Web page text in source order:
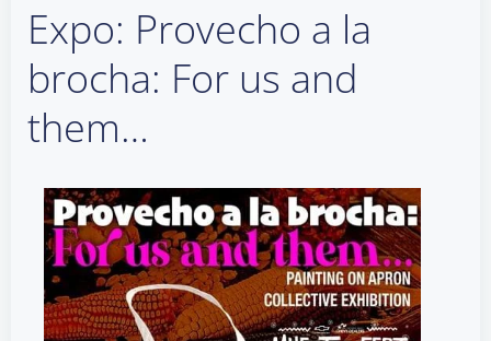
Expo: Provecho a la
brocha: For us and
them…